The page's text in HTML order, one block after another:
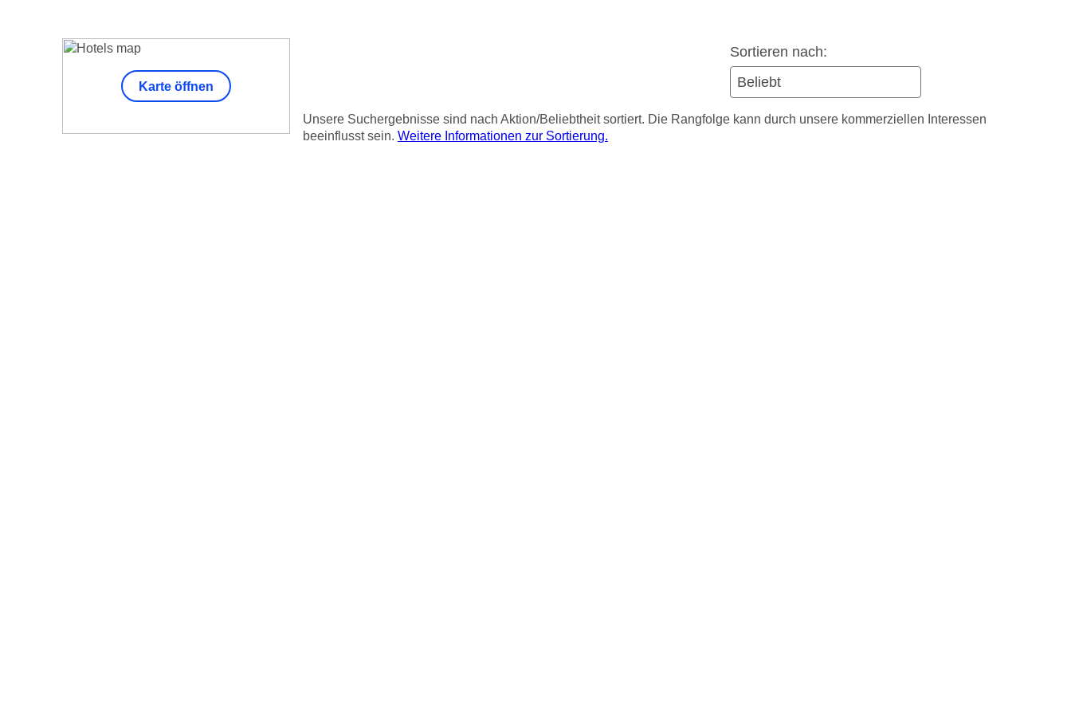
Sortieren nach:
Unsere Suchergebnisse sind nach Aktion/Beliebtheit sortiert. Die Rangfolge kann durch unsere kommerziellen Interessen
beeinflusst sein. Weitere Informationen zur Sortierung.
Karte öffnen